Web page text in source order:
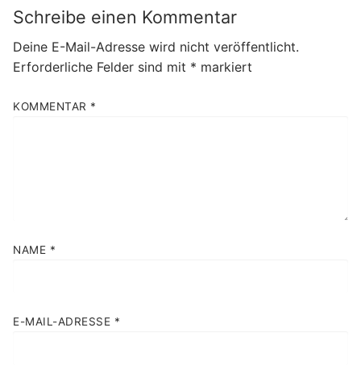
Schreibe einen Kommentar
Deine E-Mail-Adresse wird nicht veröffentlicht.
Erforderliche Felder sind mit * markiert
KOMMENTAR *
NAME *
E-MAIL-ADRESSE *